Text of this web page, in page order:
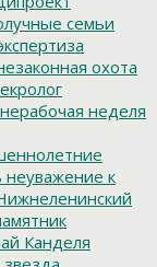
семьи
охота
нерабочая неделя
неуважение к
Канделя